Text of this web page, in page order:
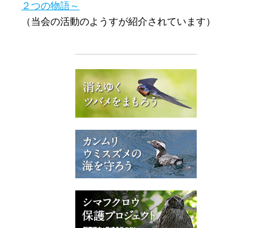
２つの物語～
（当会の活動のようすが紹介されています）